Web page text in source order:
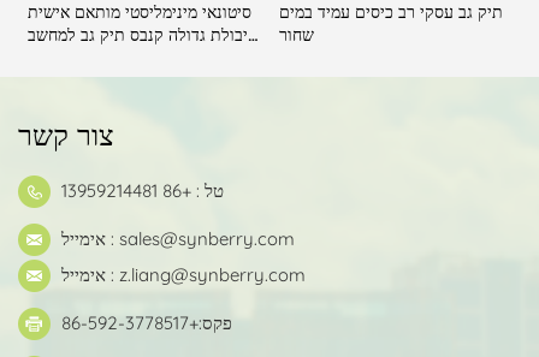
סיטונאי מינימליסטי מותאם אישית
קיבולת גדולה קנבס תיק גב למחשב
תיק גב עסקי רב כיסים עמיד במים
שחור
צור קשר
טל : +86 13959214481
אימייל : sales@synberry.com
אימייל : z.liang@synberry.com
פקס:+86-592-3778517